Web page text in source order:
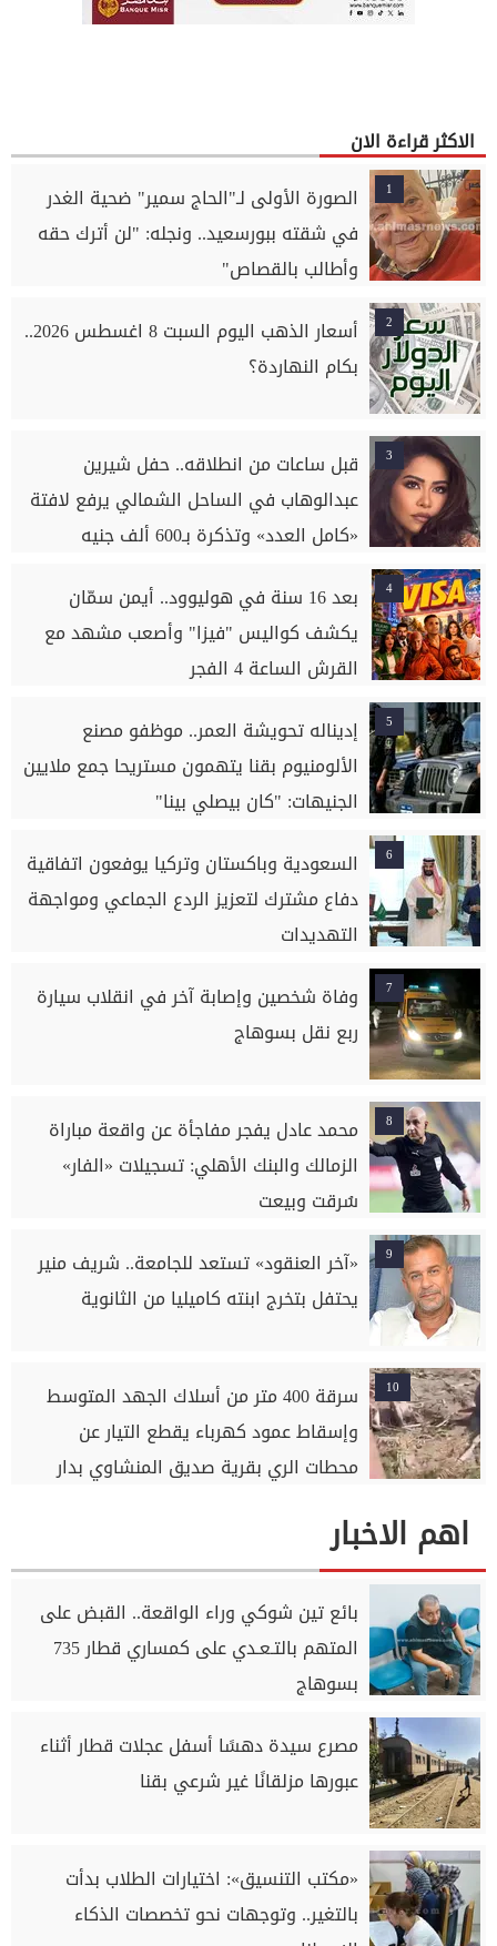
الاكثر قراءة الان
1
الصورة الأولى لـ"الحاج سمير" ضحية الغدر
في شقته ببورسعيد.. ونجله: "لن أترك حقه
وأطالب بالقصاص"
2
أسعار الذهب اليوم السبت 8 اغسطس 2026..
بكام النهاردة؟
3
قبل ساعات من انطلاقه.. حفل شيرين
عبدالوهاب في الساحل الشمالي يرفع لافتة
«كامل العدد» وتذكرة بـ600 ألف جنيه
4
بعد 16 سنة في هوليوود.. أيمن سمّان
يكشف كواليس "فيزا" وأصعب مشهد مع
القرش الساعة 4 الفجر
5
إديناله تحويشة العمر.. موظفو مصنع
الألومنيوم بقنا يتهمون مستريحا جمع ملايين
الجنيهات: "كان بيصلي بينا"
6
السعودية وباكستان وتركيا يوفعون اتفاقية
دفاع مشترك لتعزيز الردع الجماعي ومواجهة
التهديدات
7
وفاة شخصين وإصابة آخر في انقلاب سيارة
ربع نقل بسوهاج
8
محمد عادل يفجر مفاجأة عن واقعة مباراة
الزمالك والبنك الأهلي: تسجيلات «الفار»
سُرقت وبيعت
9
«آخر العنقود» تستعد للجامعة.. شريف منير
يحتفل بتخرج ابنته كاميليا من الثانوية
10
سرقة 400 متر من أسلاك الجهد المتوسط
وإسقاط عمود كهرباء يقطع التيار عن
محطات الري بقرية صديق المنشاوي بدار
اهم الاخبار
بائع تين شوكي وراء الواقعة.. القبض على
المتهم بالتـعـدي على كمساري قطار 735
بسوهاج
مصرع سيدة دهسًا أسفل عجلات قطار أثناء
عبورها مزلقانًا غير شرعي بقنا
«مكتب التنسيق»: اختيارات الطلاب بدأت
بالتغير.. وتوجهات نحو تخصصات الذكاء